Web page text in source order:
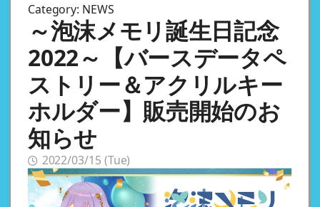
Category: NEWS
～泡沫メモリ誕生日記念
2022～【バースデータペ
ストリー＆アクリルキー
ホルダー】販売開始のお
知らせ
2022/03/15 (Tue)